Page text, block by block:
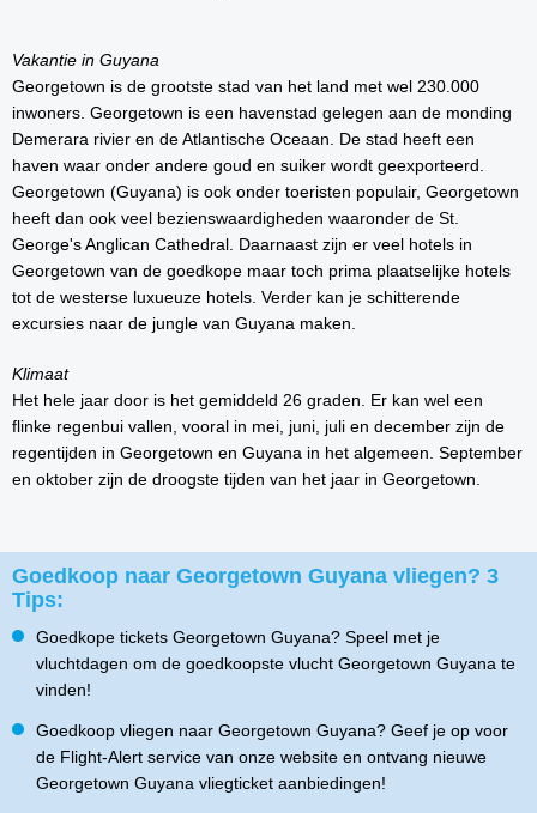
Vakantie in Guyana
Georgetown is de grootste stad van het land met wel 230.000
inwoners. Georgetown is een havenstad gelegen aan de monding
Demerara rivier en de Atlantische Oceaan. De stad heeft een
haven waar onder andere goud en suiker wordt geexporteerd.
Georgetown (Guyana) is ook onder toeristen populair, Georgetown
heeft dan ook veel bezienswaardigheden waaronder de St.
George's Anglican Cathedral. Daarnaast zijn er veel hotels in
Georgetown van de goedkope maar toch prima plaatselijke hotels
tot de westerse luxueuze hotels. Verder kan je schitterende
excursies naar de jungle van Guyana maken.
Klimaat
Het hele jaar door is het gemiddeld 26 graden. Er kan wel een
flinke regenbui vallen, vooral in mei, juni, juli en december zijn de
regentijden in Georgetown en Guyana in het algemeen. September
en oktober zijn de droogste tijden van het jaar in Georgetown.
Goedkoop naar Georgetown Guyana vliegen? 3
Tips:
Goedkope tickets Georgetown Guyana? Speel met je
vluchtdagen om de goedkoopste vlucht Georgetown Guyana te
vinden!
Goedkoop vliegen naar Georgetown Guyana? Geef je op voor
de Flight-Alert service van onze website en ontvang nieuwe
Georgetown Guyana vliegticket aanbiedingen!